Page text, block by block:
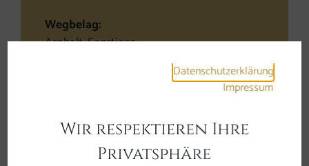
Wegbelag:
Asphalt, Sonstiges
GPS Daten downloaden
Interaktive Karte öffnen
Datenschutzerklärung
Impressum
Wir respektieren Ihre
Privatsphäre